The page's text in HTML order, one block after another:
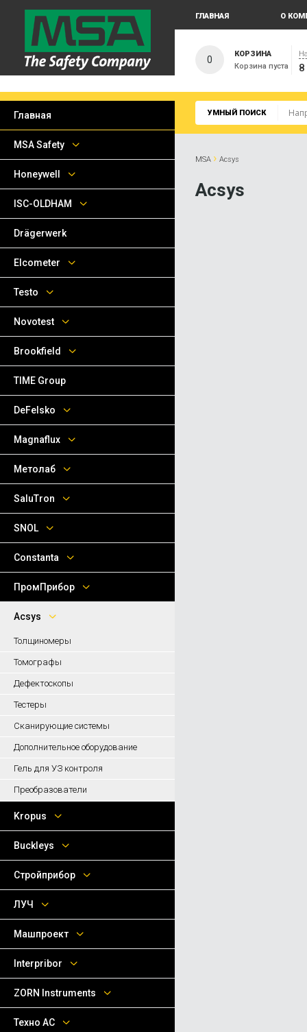
ГЛАВНАЯ О
0
КОРЗИНА
Корзина пуста
УМНЫЙ ПОИСК
MSA › Acsys
Acsys
Главная
MSA Safety
Honeywell
ISC-OLDHAM
Drägerwerk
Elcometer
Testo
Novotest
Brookfield
TIME Group
DeFelsko
Magnaflux
Метолаб
SaluTron
SNOL
Сonstanta
ПромПрибор
Acsys
Толщиномеры
Томографы
Дефектоскопы
Тестеры
Сканирующие системы
Дополнительное оборудование
Гель для УЗ контроля
Преобразователи
Kropus
Buckleys
Стройприбор
ЛУЧ
Машпроект
Interpribor
ZORN Instruments
Техно АС